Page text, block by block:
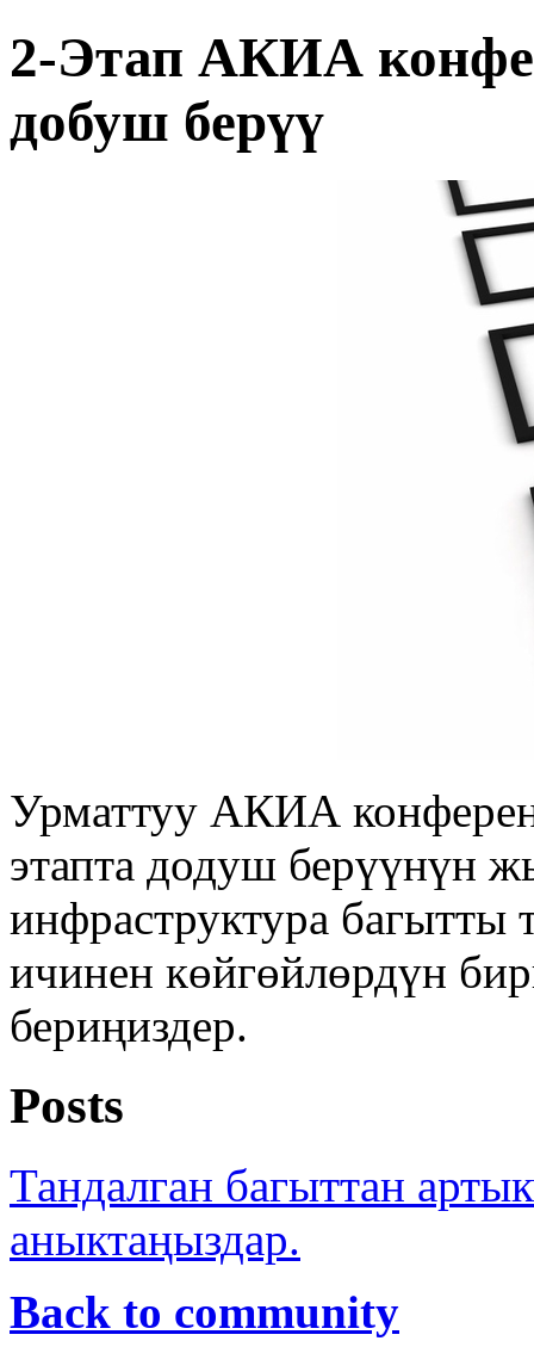
2-Этап АКИА
добуш берүү
Урматтуу АКИА
этапта додуш берүүнүн
инфраструктура багытты
ичинен көйгөйлөрдүн
бериңиздер.
Posts
Тандалган багыттан
аныктаңыздар.
Back to community